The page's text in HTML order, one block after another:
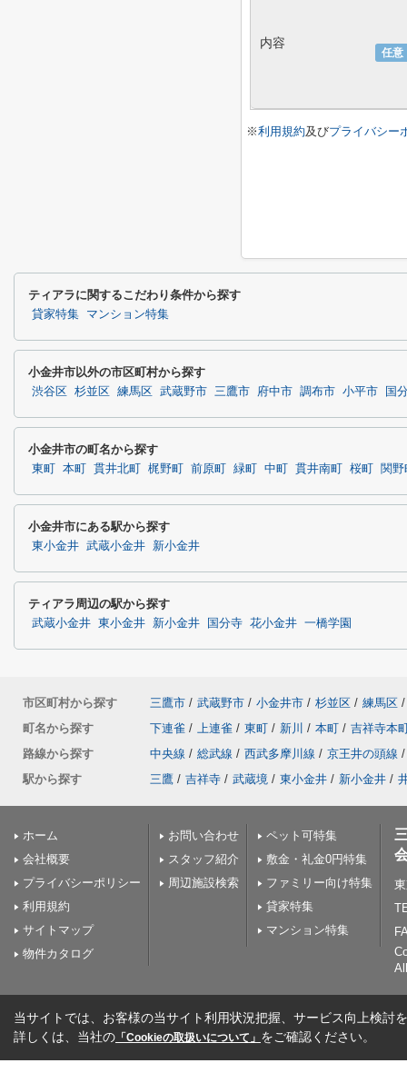
任意
内容
※利用規約及びプライバシー
ティアラに関するこだわり条件から探す
貸家特集 マンション特集
小金井市以外の市区町村から探す
渋谷区 杉並区 練馬区 武蔵野市 三鷹市 府中市 調布市 小平市 国
小金井市の町名から探す
東町 本町 貫井北町 梶野町 前原町 緑町 中町 貫井南町 桜町 関野
小金井市にある駅から探す
東小金井 武蔵小金井 新小金井
ティアラ周辺の駅から探す
武蔵小金井 東小金井 新小金井 国分寺 花小金井 一橋学園
市区町村から探す 三鷹市 / 武蔵野市 / 小金井市 / 杉並区 / 練馬区 /
町名から探す
下連雀 / 上連雀 / 東町 / 新川 / 本町 / 吉祥寺本
路線から探す
中央線 / 総武線 / 西武多摩川線 / 京王井の頭線 /
駅から探す
三鷹 / 吉祥寺 / 武蔵境 / 東小金井 / 新小金井 /
ホーム
会社概要
プライバシーポリシー
利用規約
サイトマップ
物件カタログ
お問い合わせ
スタッフ紹介
周辺施設検索
ペット可特集
敷金・礼金0円特集
ファミリー向け特集
貸家特集
マンション特集
当サイトでは、お客様の当サイト利用状況把握、サービス向上検討
詳しくは、当社の 「Cookieの取扱いについて」 をご確認ください。